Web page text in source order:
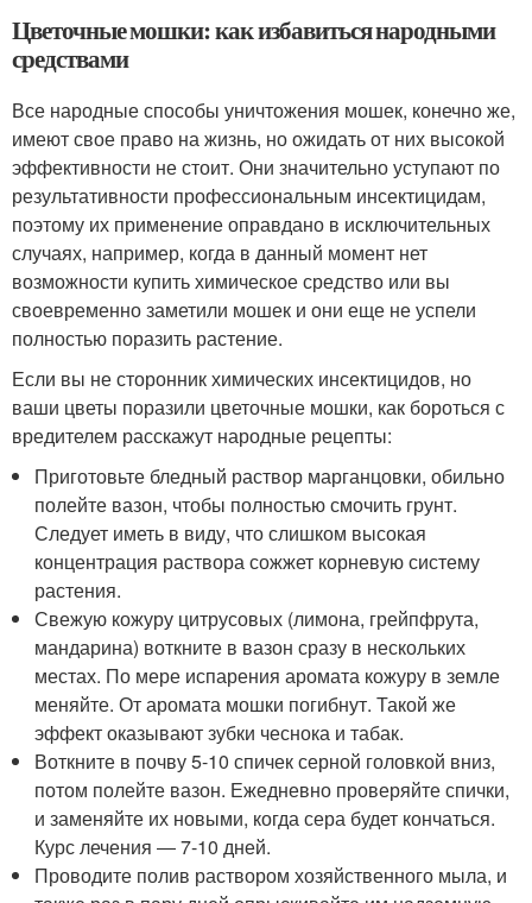
Цветочные мошки: как избавиться народными
средствами
Все народные способы уничтожения мошек, конечно же,
имеют свое право на жизнь, но ожидать от них высокой
эффективности не стоит. Они значительно уступают по
результативности профессиональным инсектицидам,
поэтому их применение оправдано в исключительных
случаях, например, когда в данный момент нет
возможности купить химическое средство или вы
своевременно заметили мошек и они еще не успели
полностью поразить растение.
Если вы не сторонник химических инсектицидов, но
ваши цветы поразили цветочные мошки, как бороться с
вредителем расскажут народные рецепты:
Приготовьте бледный раствор марганцовки, обильно
полейте вазон, чтобы полностью смочить грунт.
Следует иметь в виду, что слишком высокая
концентрация раствора сожжет корневую систему
растения.
Свежую кожуру цитрусовых (лимона, грейпфрута,
мандарина) воткните в вазон сразу в нескольких
местах. По мере испарения аромата кожуру в земле
меняйте. От аромата мошки погибнут. Такой же
эффект оказывают зубки чеснока и табак.
Воткните в почву 5-10 спичек серной головкой вниз,
потом полейте вазон. Ежедневно проверяйте спички,
и заменяйте их новыми, когда сера будет кончаться.
Курс лечения ― 7-10 дней.
Проводите полив раствором хозяйственного мыла, и